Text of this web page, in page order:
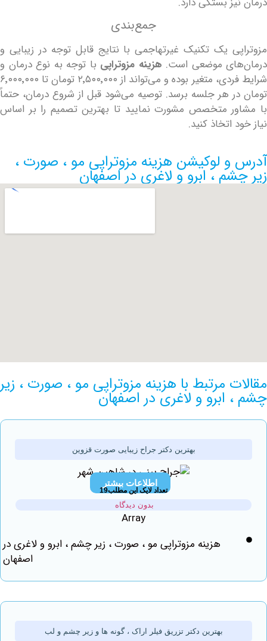
جمع‌بندی
یک تکنیک غیرتهاجمی با نتایج قابل توجه در زیبایی و
موضعی است. هزینه مزوتراپیبا توجه به نوع درمان و
شرایط فردی، متغیر بوده و می‌تواند از ۲٬۵۰۰٬۰۰۰ تومان تا ۶٬۰۰۰٬۰۰۰
هر جلسه برسد. توصیه می‌شود قبل از شروع درمان، حتماً
متخصص مشورت نمایید تا بهترین تصمیم را بر اساس
اتخاذ کنید.
لوکیشن هزینه مزوتراپی مو ، صورت ،
، ابرو و لاغری در اصفهان
مرتبط با هزینه مزوتراپی مو ، صورت ، زیر
و لاغری در اصفهان
بهترین دکتر جراح زیبایی صورت قزوین
اطلاعات بیشتر
تعداد لایک این مطلب19
بدون دیدگاه
هزینه مزوتراپی مو ، صورت ، زیر چشم ، ابرو و لاغری در
بهترین دکتر تزریق فیلر اراک ، گونه ها و زیر چشم و لب